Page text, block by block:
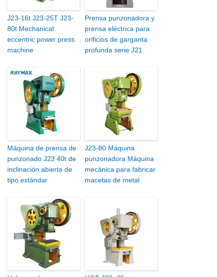
J23-16t J23-25T J23-
80t Mechanical
eccentric power press
machine
Prensa punzonadora y
prensa eléctrica para
orificios de garganta
profunda serie J21
Máquina de prensa de
punzonado J23 40t de
inclinación abierta de
tipo estándar
J23-80 Máquina
punzonadora Máquina
mecánica para fabricar
macetas de metal